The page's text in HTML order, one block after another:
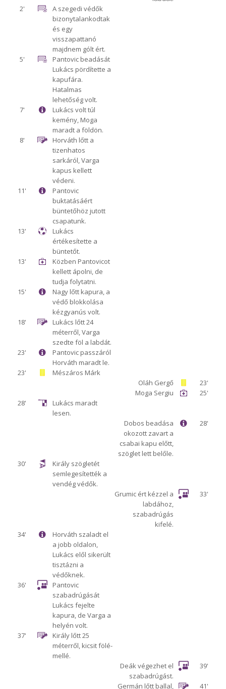
2'
A szegedi védők
bizonytalankodtak
és egy
visszapattanó
majdnem gólt ért.
5'
Pantovic beadását
Lukács pördítette a
kapufára.
Hatalmas
lehetőség volt.
7'
Lukács volt túl
kemény, Moga
maradt a földön.
8'
Horváth lőtt a
tizenhatos
sarkáról, Varga
kapus kellett
védeni.
11'
Pantovic
buktatásáért
büntetőhöz jutott
csapatunk.
13'
Lukács
értékesítette a
büntetőt.
13'
Közben Pantovicot
kellett ápolni, de
tudja folytatni.
15'
Nagy lőtt kapura, a
védő blokkolása
kézgyanús volt.
18'
Lukács lőtt 24
méterről, Varga
szedte föl a labdát.
23'
Pantovic passzáról
Horváth maradt le.
23'
Mészáros Márk
23'
Oláh Gergő
25'
Moga Sergiu
28'
Lukács maradt
lesen.
28'
Dobos beadása
okozott zavart a
csabai kapu előtt,
szöglet lett belőle.
30'
Király szögletét
semlegesítették a
vendég védők.
33'
Grumic ért kézzel a
labdához,
szabadrúgás
kifelé.
34'
Horváth szaladt el
a jobb oldalon,
Lukács elől sikerült
tisztázni a
védőknek.
36'
Pantovic
szabadrúgását
Lukács fejelte
kapura, de Varga a
helyén volt.
37'
Király lőtt 25
méterről, kicsit fölé-
mellé.
39'
Deák végezhet el
szabadrúgást.
41'
Germán lőtt ballal,